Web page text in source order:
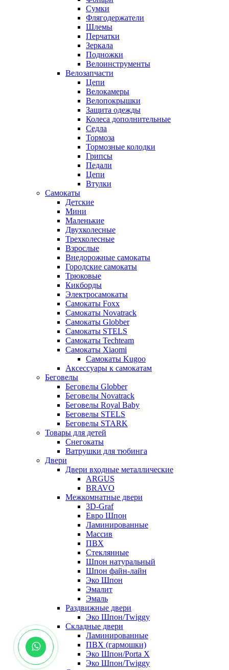
Сумки
Флягодержатели
Шлемы
Перчатки
Зеркала
Подножки
Велоинструменты
Велозапчасти
Цепи
Велокамеры
Велопокрышки
Защита одежды
Колеса дополнительные
Седла
Тормоза
Тормозные колодки
Грипсы
Педали
Цепи
Втулки
Самокаты
Детские
Мини
Маленькие
Двухколесные
Трехколесные
Взрослые
Внедорожные самокаты
Городские самокаты
Трюковые
Кикборды
Электросамокаты
Самокаты Foxx
Самокаты Novatrack
Самокаты Globber
Самокаты STELS
Самокаты Techteam
Самокаты Xiaomi
Самокаты Kugoo
Аксессуары к самокатам
Беговелы
Беговелы Globber
Беговелы Novatrack
Беговелы Royal Baby
Беговелы STELS
Беговелы STARK
Товары для детей
Снегокаты
Ватрушки для тюбинга
Двери
Двери входные металлические
ARGUS
BRAVO
Межкомнатные двери
3D-Graf
Евро Шпон
Ламинированные
Массив
ПВХ
Стеклянные
Шпон натуральный
Шпон файн-лайн
Эко Шпон
Эмалит
Эмаль
Раздвижные двери
Эко Шпон/Twiggy
Складные двери
Ламинированные
ПВХ (гармошки)
Эко Шпон/Porta X
Эко Шпон/Twiggy